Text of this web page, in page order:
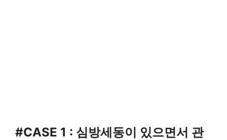
#CASE 1 : 심방세동이 있으면서 관